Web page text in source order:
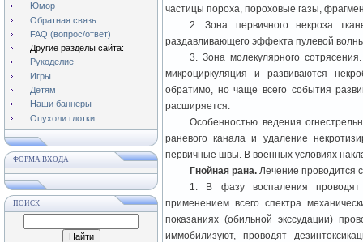
Юмор
Обратная связь
FAQ (вопрос/ответ)
Другие разделы сайта:
Рукоделие
Игры
Детям
Наши баннеры
Опухоли глотки
ФОРМА ВХОДА
ПОИСК
частицы пороха, пороховые газы,
2. Зона первичного некроза
раздавливающего эффекта пулевой
3. Зона молекулярного
микроциркуляция и развиваются
обратимо, но чаще всего события
расширяется.
Особенностью ведения
раневого канала и удаление
первичные швы. В военных условиях
Гнойная рана. Лечение проводится
1. В фазу воспаления
применением всего спектра
показаниях (обильной экссудации)
иммобилизуют, проводят